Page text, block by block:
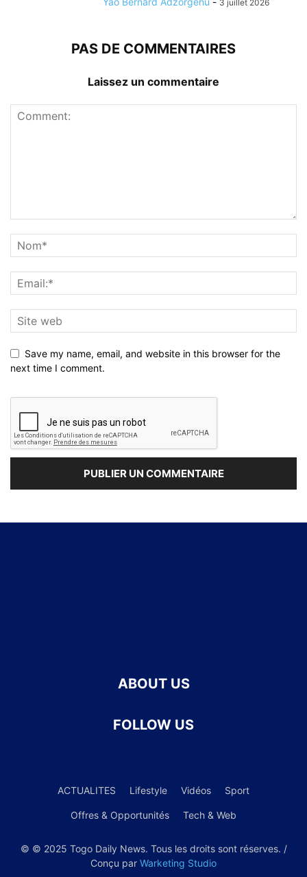
3 juillet 2026
PAS DE COMMENTAIRES
Laissez un commentaire
Save my name, email, and website in this browser for the
next time I comment.
ABOUT US
FOLLOW US
ACTUALITES Lifestyle Vidéos Sport
Offres & Opportunités Tech & Web
© © 2025 Togo Daily News. Tous les droits sont réserves. /
Conçu par Warketing Studio